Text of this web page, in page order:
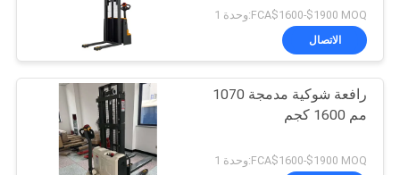
أشرطة
فيديو
معلومات
مكدس البليت شبه
29
FCA$1600-$1900 MOQ:وحدة 1
الاتصال
رافعة شوكية مدمجة 1070
مم 1600 كجم
FCA$1600-$1900 MOQ:وحدة 1